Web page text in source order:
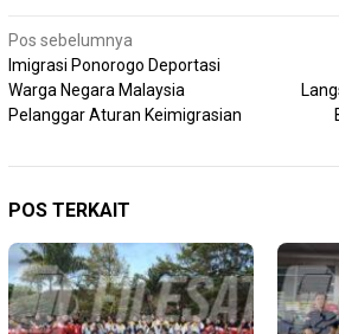
Navigasi
pos
Pos sebelumnya
Imigrasi Ponorogo Deportasi
Warga Negara Malaysia
Pelanggar Aturan Keimigrasian
POS TERKAIT